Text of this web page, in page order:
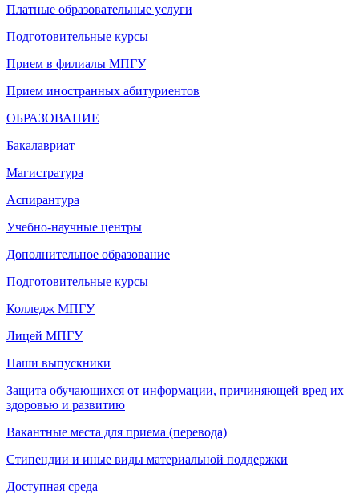
Платные образовательные услуги
Подготовительные курсы
Прием в филиалы МПГУ
Прием иностранных абитуриентов
ОБРАЗОВАНИЕ
Бакалавриат
Магистратура
Аспирантура
Учебно-научные центры
Дополнительное образование
Подготовительные курсы
Колледж МПГУ
Лицей МПГУ
Наши выпускники
Защита обучающихся от информации, причиняющей вред их
здоровью и развитию
Вакантные места для приема (перевода)
Стипендии и иные виды материальной поддержки
Доступная среда